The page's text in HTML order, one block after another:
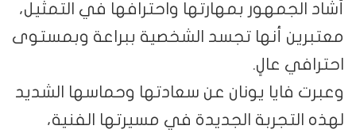
أشاد الجمهور بمهارتها واحترافها في التمثيل،
معتبرين أنها تجسد الشخصية ببراعة وبمستوى
احترافي عالٍ.
وعبرت فايا يونان عن سعادتها وحماسها الشديد
لهذه التجربة الجديدة في مسيرتها الفنية،